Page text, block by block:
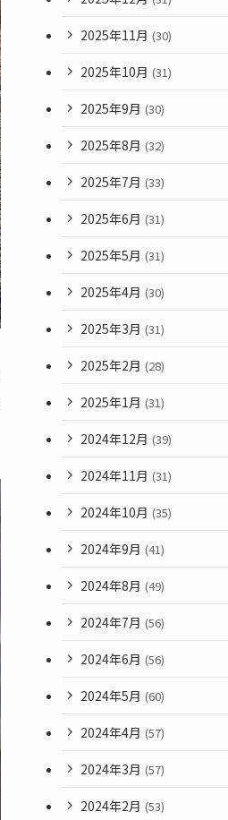
2025年11月 (30)
2025年10月 (31)
2025年9月 (30)
2025年8月 (32)
2025年7月 (33)
2025年6月 (31)
2025年5月 (31)
2025年4月 (30)
2025年3月 (31)
2025年2月 (28)
2025年1月 (31)
2024年12月 (39)
2024年11月 (31)
2024年10月 (35)
2024年9月 (41)
2024年8月 (49)
2024年7月 (56)
2024年6月 (56)
2024年5月 (60)
2024年4月 (57)
2024年3月 (57)
2024年2月 (53)